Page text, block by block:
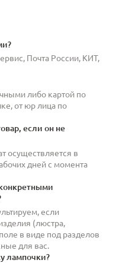
Почта России, КИТ,
либо картой по
от юр лица по
если он не
осуществляется в
дней с момента
если
(люстра,
в виде под разделов
для вас.
лампочки?